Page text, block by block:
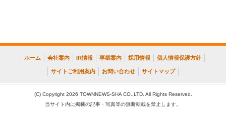
ホーム 会社案内 IR情報 事業案内 採用情報 個人情報保護方針
サイトご利用案内 お問い合わせ サイトマップ
(C) Copyright 2026 TOWNNEWS-SHA CO.,LTD. All Rights Reserved.
当サイト内に掲載の記事・写真等の無断転載を禁止します。